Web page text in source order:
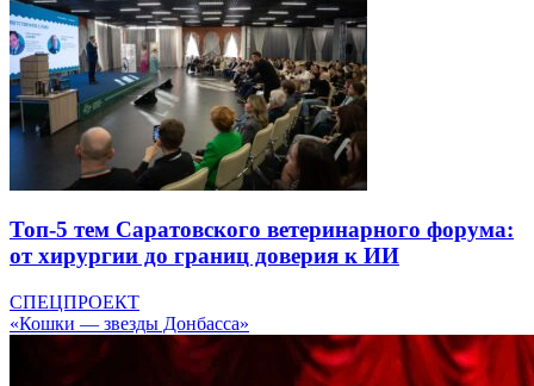
Топ-5 тем Саратовского ветеринарного форума:
от хирургии до границ доверия к ИИ
СПЕЦПРОЕКТ
«Кошки — звезды Донбасса»